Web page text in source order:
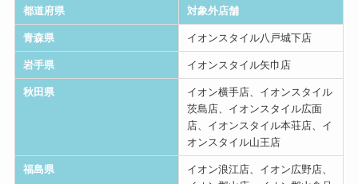
都道府県 対象外店舗
青森県 イオンスタイル八戸城下店
岩手県 イオンスタイル矢巾店
秋田県
イオン横手店、イオンスタイル
茨島店、イオンスタイル広面
店、イオンスタイル本荘店、イ
オンスタイル山王店
福島県
イオン浪江店、イオン広野店、